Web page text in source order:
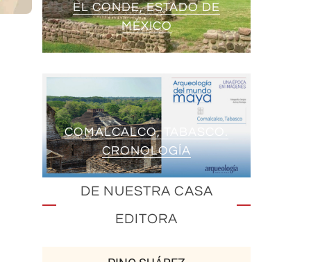
EL CONDE, ESTADO DE
MÉXICO
COMALCALCO, TABASCO.
CRONOLOGÍA
DE NUESTRA CASA
EDITORA